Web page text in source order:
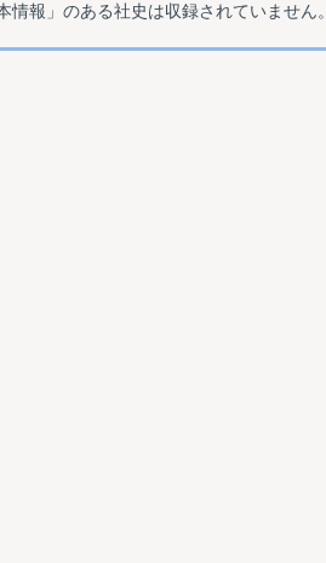
情報」のある社史は収録されていません